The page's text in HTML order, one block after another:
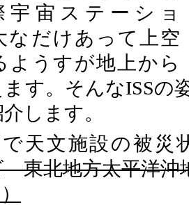
宇宙ステーショ
なだけあって上空
ようすが地上から
ます。そんなISSの
します。
天文施設の被災
東北地方太平洋